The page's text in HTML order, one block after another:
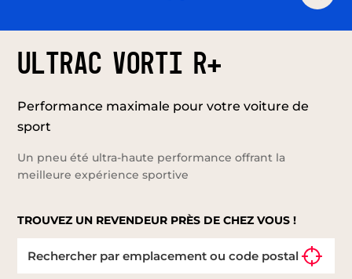
ULTRAC VORTI R+
Performance maximale pour votre voiture de
sport
Un pneu été ultra-haute performance offrant la
meilleure expérience sportive
TROUVEZ UN REVENDEUR PRÈS DE CHEZ VOUS !